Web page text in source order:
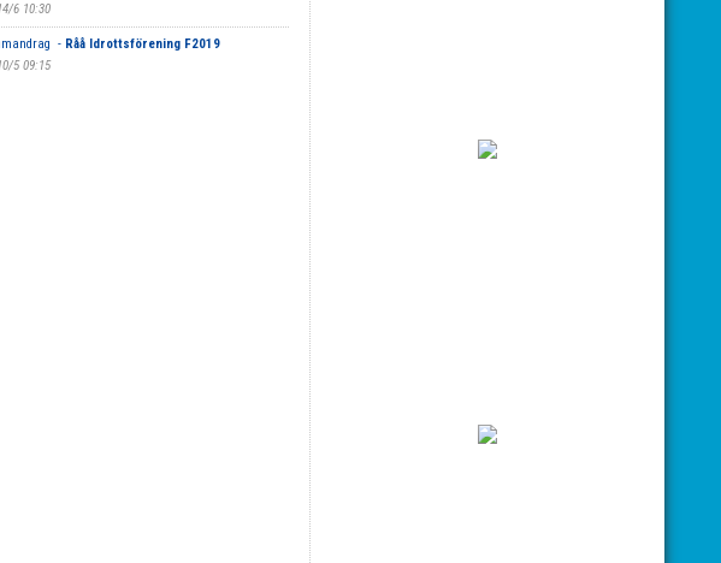
6 10:30
- Råå Idrottsförening F2019
5 09:15